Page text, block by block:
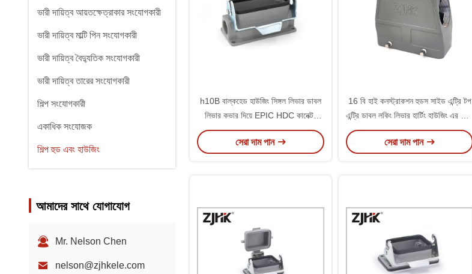
ভারী দায়িত্ব আয়তক্ষেত্রাকার সংযোগকারী
ভারী দায়িত্ব মাল্টি পিন সংযোগকারী
ভারী দায়িত্ব বৈদ্যুতিক সংযোগকারী
ভারী দায়িত্ব তারের সংযোগকারী
শিল্প সংযোগকারী
একাধিক সংযোজক
শিল্প হুড এবং হাউজিং
আমাদের সাথে যোগাযোগ
Mr. Nelson Chen
nelson@zjhkele.com
h10B বাল্কহেড হাউজিং সিঙ্গল লিভার ডাবল
লিভার কভার দিয়ে EPIC HDC কানেক্টর
প্রতিস্থাপন করে
সেরা দাম পান
16 বি হাই কনস্ট্রাকশন হুডস সাইড এন্ট্রি টপ
এন্ট্রি ডাবল লকিং লিভার হার্টিং হাউজিং এর সাথে
4 রিভেট ম্যাচ
সেরা দাম পান